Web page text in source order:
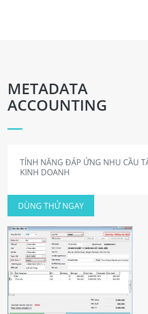
METADATA
ACCOUNTING
TÍNH NĂNG ĐÁP ỨNG NHU CẦU
KINH DOANH
DÙNG THỬ NGAY